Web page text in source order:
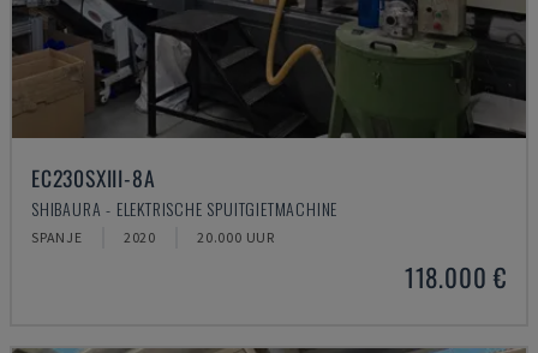
EC230SXIII-8A
SHIBAURA - ELEKTRISCHE SPUITGIETMACHINE
SPANJE 2020 20.000 UUR
118.000 €